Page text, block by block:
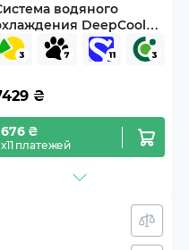
водяного
DeepCool
LP360 ARGB Black (R-
LP360-BKMSNC-G-1)
₴
676 ₴
х11 платежей